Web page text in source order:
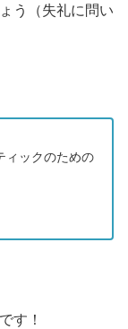
う（失礼に問い
ィックのための
す！